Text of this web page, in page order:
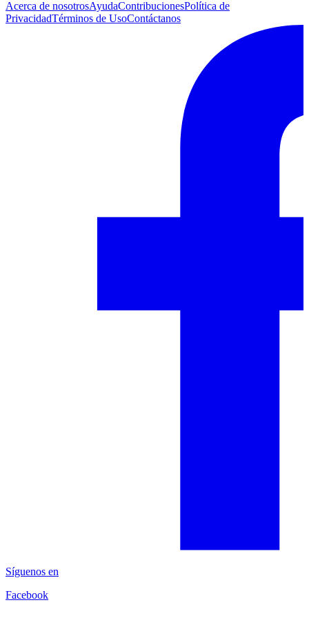
Acerca de nosotrosAyudaContribucionesPolítica de
PrivacidadTérminos de UsoContáctanos
Síguenos en
Facebook